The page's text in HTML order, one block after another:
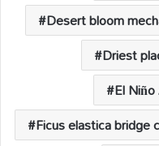
Desert bloom
Driest
El
Ficus elastica bridge